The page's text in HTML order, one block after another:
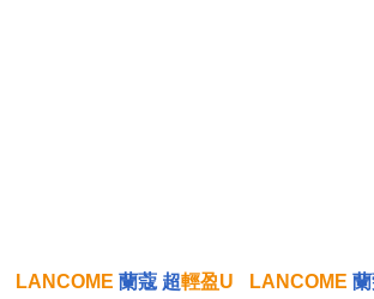
LANCOME 蘭蔻 超輕盈U
LANCOME